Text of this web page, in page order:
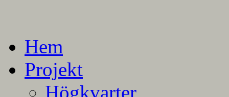
Hem
Projekt
Högkvarter